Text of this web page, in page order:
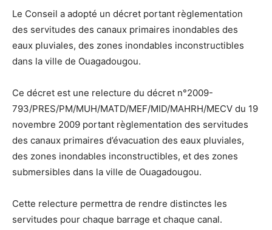
Le Conseil a adopté un décret portant règlementation
des servitudes des canaux primaires inondables des
eaux pluviales, des zones inondables inconstructibles
dans la ville de Ouagadougou.
Ce décret est une relecture du décret n°2009-
793/PRES/PM/MUH/MATD/MEF/MID/MAHRH/MECV du 19
novembre 2009 portant règlementation des servitudes
des canaux primaires d’évacuation des eaux pluviales,
des zones inondables inconstructibles, et des zones
submersibles dans la ville de Ouagadougou.
Cette relecture permettra de rendre distinctes les
servitudes pour chaque barrage et chaque canal.